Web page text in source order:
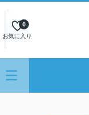
お気に入り
0